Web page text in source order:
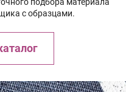
с образцами.